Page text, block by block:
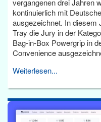
vergangenen drei Jahren
kontinuierlich mit
ausgezeichnet. In diesem
Tray die Jury in der
Bag-in-Box Powergrip in
Convenience
Weiterlesen...